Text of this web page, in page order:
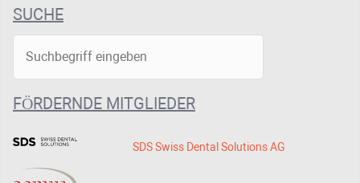
SUCHE
FÖRDERNDE MITGLIEDER
SDS Swiss Dental Solutions AG